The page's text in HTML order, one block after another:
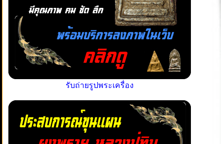
รับถ่ายรูปพระเครื่อง